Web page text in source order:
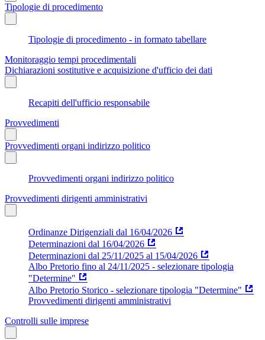
Tipologie di procedimento
Tipologie di procedimento - in formato tabellare
Monitoraggio tempi procedimentali
Dichiarazioni sostitutive e acquisizione d'ufficio dei dati
Recapiti dell'ufficio responsabile
Provvedimenti
Provvedimenti organi indirizzo politico
Provvedimenti organi indirizzo politico
Provvedimenti dirigenti amministrativi
Ordinanze Dirigenziali dal 16/04/2026
Determinazioni dal 16/04/2026
Determinazioni dal 25/11/2025 al 15/04/2026
Albo Pretorio fino al 24/11/2025 - selezionare tipologia
"Determine"
Albo Pretorio Storico - selezionare tipologia "Determine"
Provvedimenti dirigenti amministrativi
Controlli sulle imprese